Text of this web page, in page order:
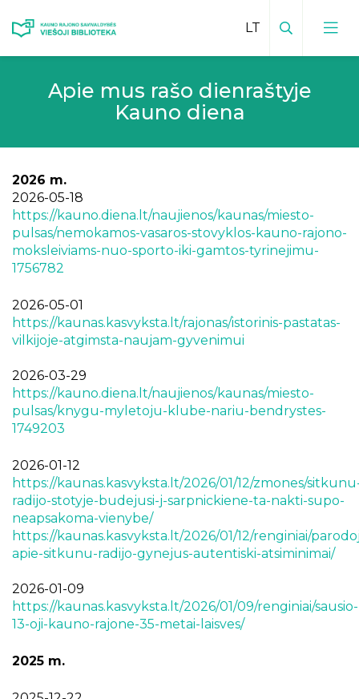
Viešosios bibliotekos kontaktai
Facebook padaliniuose
Kraštiečiai
Kauno rajonas spaudoje
Istoriniai, kultūriniai ir gamtos paminklai
Viešoji biblioteka ir padaliniai spaudoje
Piligrimų keliai Kauno rajone
Teikiamos paslaugos
Mėnesio veiklų planas
Apdovanojimai
Vaikų centras
Sensorinis kambarys
Renginių transliacijos
Vaizdo įrašai
Bibliotekos
Apie mus rašo dienraštyje
Kauno diena
2026 m.
2026-05-18
https://kauno.diena.lt/naujienos/kaunas/miesto-
pulsas/nemokamos-vasaros-stovyklos-kauno-rajono-
moksleiviams-nuo-sporto-iki-gamtos-tyrinejimu-
1756782
2026-05-01
https://kaunas.kasvyksta.lt/rajonas/istorinis-pastatas-
vilkijoje-atgimsta-naujam-gyvenimui
2026-03-29
https://kauno.diena.lt/naujienos/kaunas/miesto-
pulsas/knygu-myletoju-klube-nariu-bendrystes-
1749203
2026-01-12
https://kaunas.kasvyksta.lt/2026/01/12/zmones/
radijo-stotyje-budejusi-j-sarpnickiene-ta-nakti-supo-
neapsakoma-vienybe/
https://kaunas.kasvyksta.lt/2026/01/12/renginiai/
apie-sitkunu-radijo-gynejus-autentiski-atsiminimai/
2026-01-09
https://kaunas.kasvyksta.lt/2026/01/09/renginiai/sausio-
13-oji-kauno-rajone-35-metai-laisves/
2025 m.